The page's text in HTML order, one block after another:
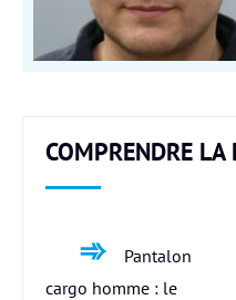
COMPRENDRE
Pantalon
cargo homme : le